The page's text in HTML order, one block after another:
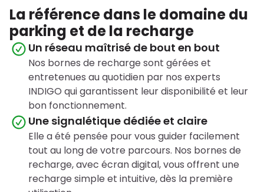
La référence dans le domaine du
parking et de la recharge
Un réseau maîtrisé de bout en bout
Nos bornes de recharge sont gérées et
entretenues au quotidien par nos experts
INDIGO qui garantissent leur disponibilité et leur
bon fonctionnement.
Une signalétique dédiée et claire
Elle a été pensée pour vous guider facilement
tout au long de votre parcours. Nos bornes de
recharge, avec écran digital, vous offrent une
recharge simple et intuitive, dès la première